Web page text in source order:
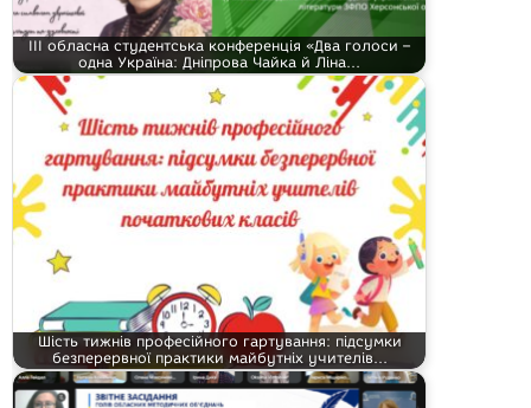
ІІІ обласна студентська конференція «Два голоси –
одна Україна: Дніпрова Чайка й Ліна…
Шість тижнів професійного гартування: підсумки
безперервної практики майбутніх учителів…